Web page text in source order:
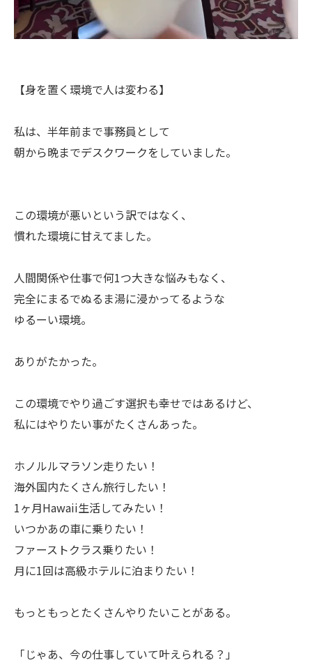
【身を置く環境で人は変わる】
私は、半年前まで事務員として
朝から晩までデスクワークをしていました。
この環境が悪いという訳ではなく、
慣れた環境に甘えてました。
人間関係や仕事で何1つ大きな悩みもなく、
完全にまるでぬるま湯に浸かってるような
ゆるーい環境。
ありがたかった。
この環境でやり過ごす選択も幸せではあるけど、
私にはやりたい事がたくさんあった。
ホノルルマラソン走りたい！
海外国内たくさん旅行したい！
1ヶ月Hawaii生活してみたい！
いつかあの車に乗りたい！
ファーストクラス乗りたい！
月に1回は高級ホテルに泊まりたい！
もっともっとたくさんやりたいことがある。
「じゃあ、今の仕事していて叶えられる？」